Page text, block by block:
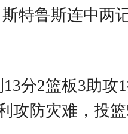
特鲁斯连中两
分2篮板3助攻
攻防灾难，投